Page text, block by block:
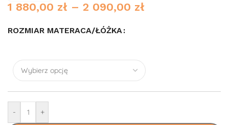
1 880,00 zł – 2 090,00 zł
ROZMIAR MATERACA/ŁÓŻKA
- +